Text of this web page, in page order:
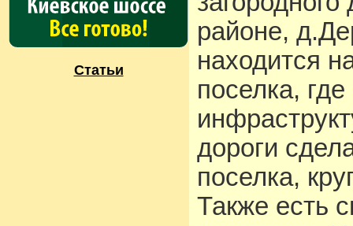
Статьи
районе,
находится
поселка,
дороги
поселка,
Также есть